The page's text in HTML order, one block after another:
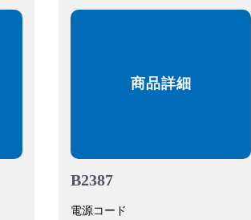
商品詳細
B2387
電源コード